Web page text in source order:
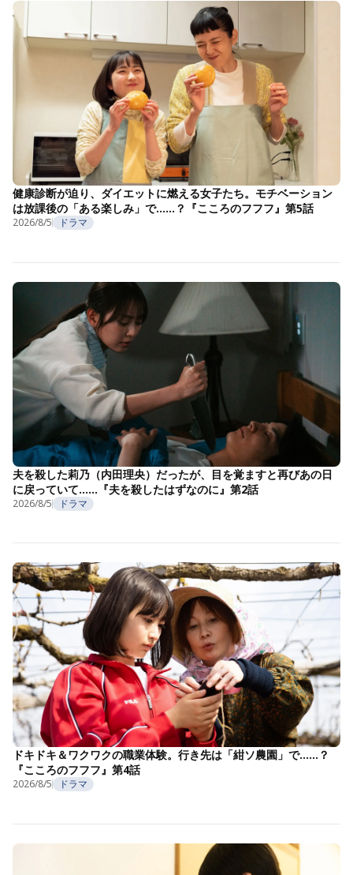
健康診断が迫り、ダイエットに燃える女子たち。モチベーション
は放課後の「ある楽しみ」で……？『こころのフフフ』第5話
2026/8/5 ドラマ
夫を殺した莉乃（内田理央）だったが、目を覚ますと再びあの日
に戻っていて……『夫を殺したはずなのに』第2話
2026/8/5 ドラマ
ドキドキ＆ワクワクの職業体験。行き先は「紺ソ農園」で……？
『こころのフフフ』第4話
2026/8/5 ドラマ